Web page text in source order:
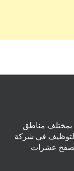
مناطق
في شركة
عشرات